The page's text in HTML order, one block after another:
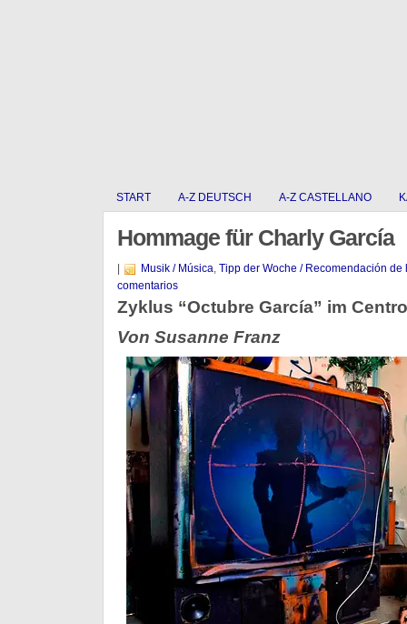
START A-Z DEUTSCH A-Z CASTELLANO
Hommage für Charly García
Musik / Música, Tipp der Woche / Recomendación de
comentarios
Zyklus “Octubre García” im
Von Susanne Franz